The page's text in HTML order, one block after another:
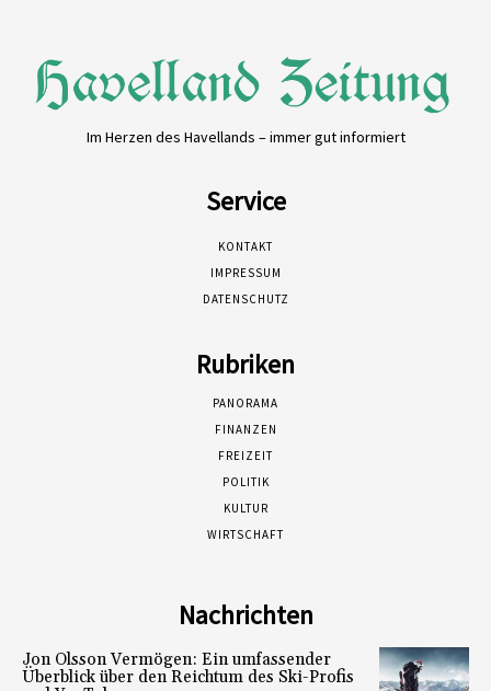
Im Herzen des Havellands – immer gut informiert
Service
KONTAKT
IMPRESSUM
DATENSCHUTZ
Rubriken
PANORAMA
FINANZEN
FREIZEIT
POLITIK
KULTUR
WIRTSCHAFT
Nachrichten
Jon Olsson Vermögen: Ein umfassender
Überblick über den Reichtum des Ski-Profis